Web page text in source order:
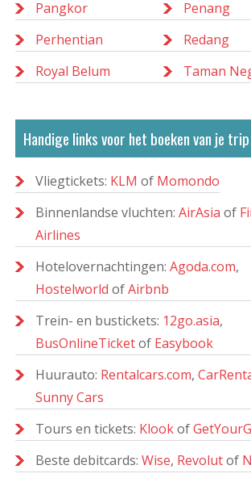
Pangkor
Penang
Perhentian
Redang
Royal Belum
Taman
Handige links voor het boeken van je trip
Vliegtickets: KLM of Momondo
Binnenlandse vluchten: AirAsia of
Airlines
Hotelovernachtingen: Agoda.com,
Hostelworld ofAirbnb
Trein- en bustickets: 12go.asia,
BusOnlineTicketof Easybook
Huurauto: Rentalcars.com,
Sunny Cars
Tours en tickets: Klookof
Beste debitcards: Wise, Revolutof